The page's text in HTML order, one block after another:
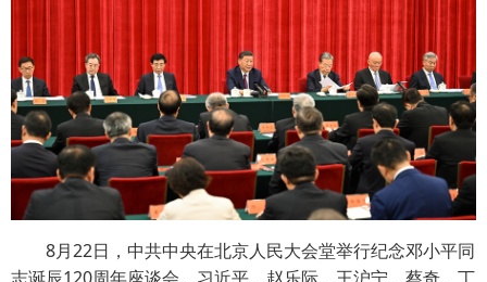
8月22日，中共中央在北京人民大会堂举行纪念邓小平同